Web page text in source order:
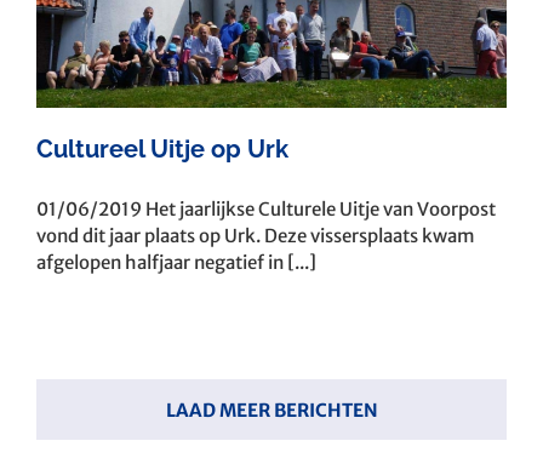
Cultureel Uitje op Urk
01/06/2019 Het jaarlijkse Culturele Uitje van Voorpost
vond dit jaar plaats op Urk. Deze vissersplaats kwam
afgelopen halfjaar negatief in [...]
LAAD MEER BERICHTEN